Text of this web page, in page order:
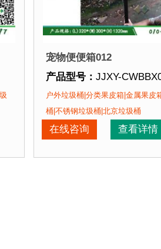
外型优美，增添城市色彩。3、
环境产生污染。2、产品在视觉上
宠物便便箱012
产品型号：JJXY-
产品规格：
产品材质：钢板喷塑
产品周期：现货产品 即拍
产品特点：
1、材料环保
户外垃圾桶|分类果皮箱|金属果皮
桶|不锈钢垃圾桶|北京垃圾桶
在线咨询 查看详情